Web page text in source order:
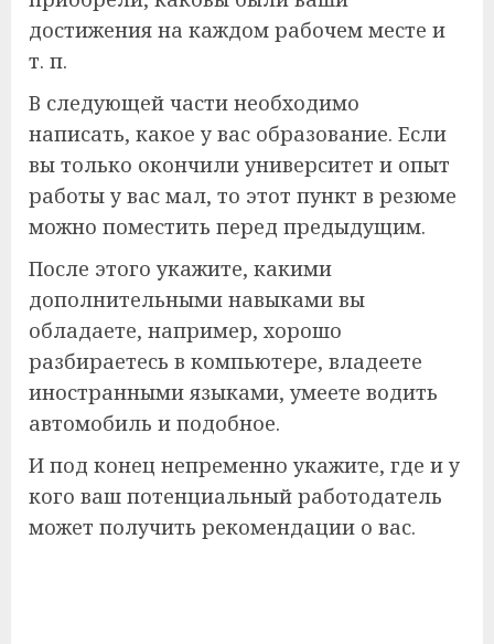
достижения на каждом рабочем месте и
т. п.
В следующей части необходимо
написать, какое у вас образование. Если
вы только окончили университет и опыт
работы у вас мал, то этот пункт в резюме
можно поместить перед предыдущим.
После этого укажите, какими
дополнительными навыками вы
обладаете, например, хорошо
разбираетесь в компьютере, владеете
иностранными языками, умеете водить
автомобиль и подобное.
И под конец непременно укажите, где и у
кого ваш потенциальный работодатель
может получить рекомендации о вас.